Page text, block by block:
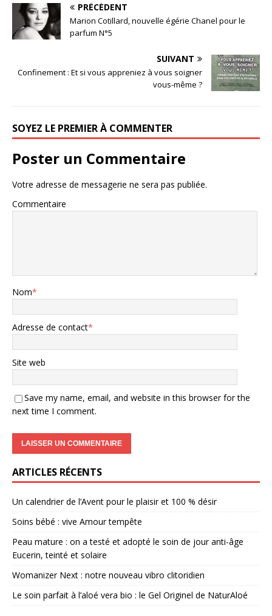
PRÉCÉDENT
Marion Cotillard, nouvelle égérie Chanel pour le
parfum N°5
SUIVANT
Confinement : Et si vous appreniez à vous soigner
vous-même ?
SOYEZ LE PREMIER À COMMENTER
Poster un Commentaire
Votre adresse de messagerie ne sera pas publiée.
Commentaire
Nom*
Adresse de contact*
Site web
Save my name, email, and website in this browser for the
next time I comment.
ARTICLES RÉCENTS
Un calendrier de l’Avent pour le plaisir et 100 % désir
Soins bébé : vive Amour tempête
Peau mature : on a testé et adopté le soin de jour anti-âge
Eucerin, teinté et solaire
Womanizer Next : notre nouveau vibro clitoridien
Le soin parfait à l’aloé vera bio : le Gel Originel de NaturAloé